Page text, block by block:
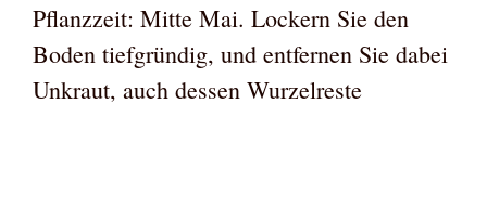
Pflanzzeit: Mitte Mai. Lockern Sie den
Boden tiefgründig, und entfernen Sie dabei
Unkraut, auch dessen Wurzelreste